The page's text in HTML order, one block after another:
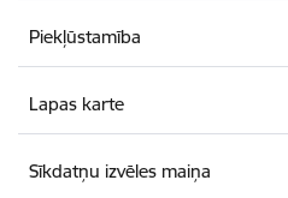
Piekļūstamība
Lapas karte
Sīkdatņu izvēles maiņa